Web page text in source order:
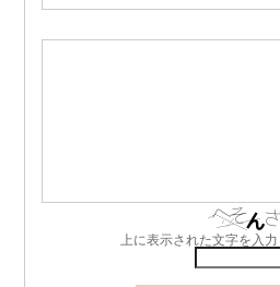
上に表示された文字を入力